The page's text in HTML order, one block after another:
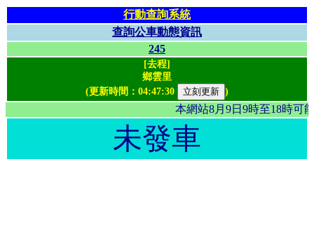
行動查詢系統
查詢公車動態資訊
245
[去程]
鄉雲里
(更新時間： 04:47:30 )
本網站8月9日9時至18
未發車